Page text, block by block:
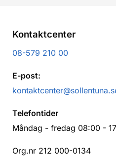
Kontaktcenter
08-579 210 00
E-post:
Telefontider
Måndag - fredag 08:00 -
Org.nr 212 000-0134